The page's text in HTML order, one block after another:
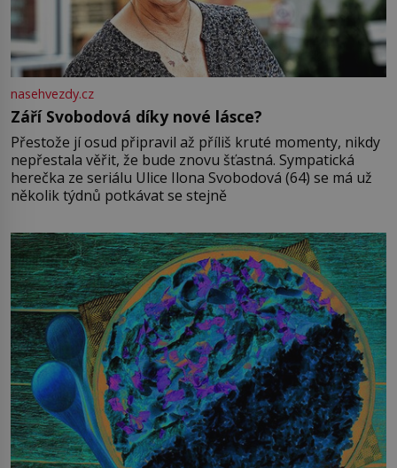
nasehvezdy.cz
Září Svobodová díky nové lásce?
Přestože jí osud připravil až příliš kruté momenty, nikdy
nepřestala věřit, že bude znovu šťastná. Sympatická
herečka ze seriálu Ulice Ilona Svobodová (64) se má už
několik týdnů potkávat se stejně